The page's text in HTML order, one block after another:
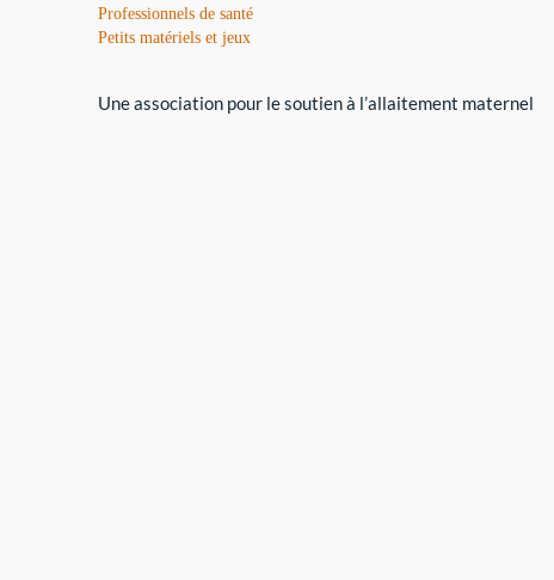
Professionnels de santé
Petits matériels et jeux
Une association pour le soutien à l’allaitement maternel